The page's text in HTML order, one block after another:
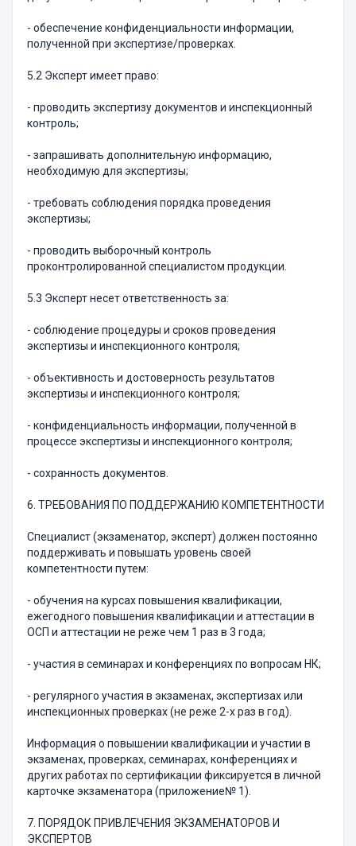
- обеспечение конфиденциальности информации,
полученной при экспертизе/проверках.
5.2 Эксперт имеет право:
- проводить экспертизу документов и инспекционный
контроль;
- запрашивать дополнительную информацию,
необходимую для экспертизы;
- требовать соблюдения порядка проведения
экспертизы;
- проводить выборочный контроль
проконтролированной специалистом продукции.
5.3 Эксперт несет ответственность за:
- соблюдение процедуры и сроков проведения
экспертизы и инспекционного контроля;
- объективность и достоверность результатов
экспертизы и инспекционного контроля;
- конфиденциальность информации, полученной в
процессе экспертизы и инспекционного контроля;
- сохранность документов.
6. ТРЕБОВАНИЯ ПО ПОДДЕРЖАНИЮ КОМПЕТЕНТНОСТИ
Специалист (экзаменатор, эксперт) должен постоянно
поддерживать и повышать уровень своей
компетентности путем:
- обучения на курсах повышения квалификации,
ежегодного повышения квалификации и аттестации в
ОСП и аттестации не реже чем 1 раз в 3 года;
- участия в семинарах и конференциях по вопросам НК;
- регулярного участия в экзаменах, экспертизах или
инспекционных проверках (не реже 2-х раз в год).
Информация о повышении квалификации и участии в
экзаменах, проверках, семинарах, конференциях и
других работах по сертификации фиксируется в личной
карточке экзаменатора (приложение№ 1).
7. ПОРЯДОК ПРИВЛЕЧЕНИЯ ЭКЗАМЕНАТОРОВ И
ЭКСПЕРТОВ